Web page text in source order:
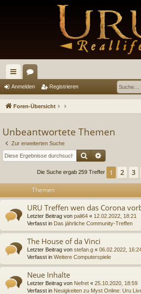
ch
ne
ug
riff
or
en
Anmelden Registrieren
Foren-Übersicht
Unbeantwortete Themen
Zur erweiterten Suche
Suche
Die Suche ergab 259 Treffer 1 2 3
Themen
URU Treffen wen das Corona
Letzter Beitrag von pali64 « 12.02.2022, 18:21
Verfasst in Das jährliche Community-Treffen
The House of da Vinci
Letzter Beitrag von stefan.g « 06.02.2022,
Verfasst in Weitere Computerspiele
Neue Inhalte
Letzter Beitrag von Nefret « 25.10.2020, 18:59
Verfasst in Neuigkeiten zu Myst Online: Uru